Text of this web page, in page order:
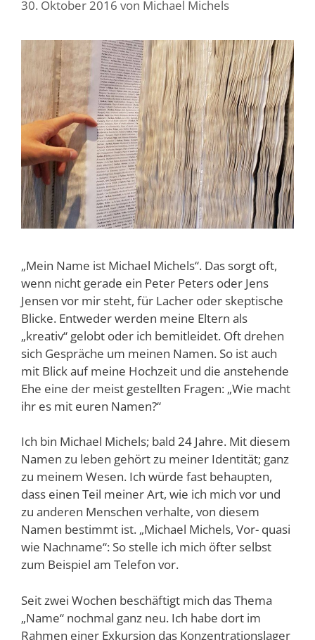
30. Oktober 2016 von Michael Michels
„Mein Name ist Michael Michels“. Das sorgt oft,
wenn nicht gerade ein Peter Peters oder Jens
Jensen vor mir steht, für Lacher oder skeptische
Blicke. Entweder werden meine Eltern als
„kreativ“ gelobt oder ich bemitleidet. Oft drehen
sich Gespräche um meinen Namen. So ist auch
mit Blick auf meine Hochzeit und die anstehende
Ehe eine der meist gestellten Fragen: „Wie macht
ihr es mit euren Namen?“
Ich bin Michael Michels; bald 24 Jahre. Mit diesem
Namen zu leben gehört zu meiner Identität; ganz
zu meinem Wesen. Ich würde fast behaupten,
dass einen Teil meiner Art, wie ich mich vor und
zu anderen Menschen verhalte, von diesem
Namen bestimmt ist. „Michael Michels, Vor- quasi
wie Nachname“: So stelle ich mich öfter selbst
zum Beispiel am Telefon vor.
Seit zwei Wochen beschäftigt mich das Thema
„Name“ nochmal ganz neu. Ich habe dort im
Rahmen einer Exkursion das Konzentrationslager